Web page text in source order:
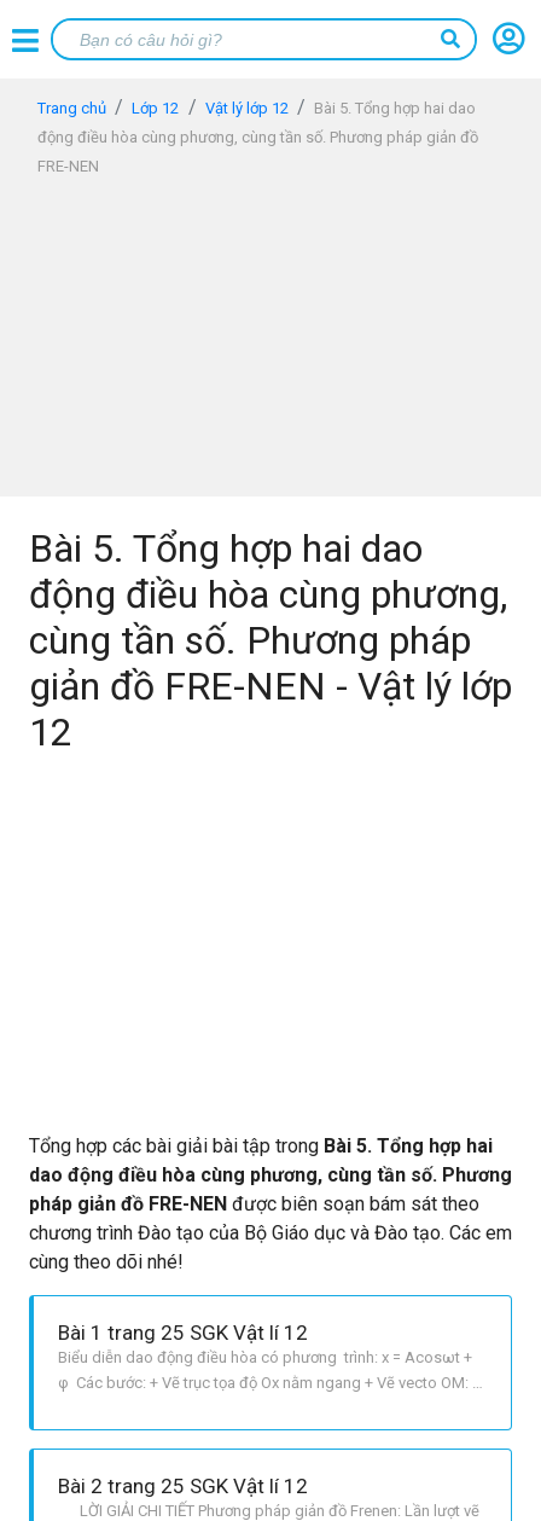
Trang chủ Lớp 12 Vật lý lớp 12
Bài 5. Tổng hợp hai dao
động điều hòa cùng phương, cùng tần số. Phương pháp giản đồ
FRE-NEN
Bài 5. Tổng hợp hai dao
động điều hòa cùng phương,
cùng tần số. Phương pháp
giản đồ FRE-NEN - Vật lý lớp
12
Tổng hợp các bài giải bài tập trong Bài 5. Tổng hợp hai
dao động điều hòa cùng phương, cùng tần số. Phương
pháp giản đồ FRE-NEN được biên soạn bám sát theo
chương trình Đào tạo của Bộ Giáo dục và Đào tạo. Các em
cùng theo dõi nhé!
Bài 1 trang 25 SGK Vật lí 12
Biểu diễn dao động điều hòa có phương trình: x = Acosωt +
φ Các bước: + Vẽ trục tọa độ Ox nằm ngang + Vẽ vecto OM:
{rm{,Ox}}} right = varphi hfill cr OM = A hfill cr} right. + Khi t = 0
Bài 2 trang 25 SGK Vật lí 12
LỜI GIẢI CHI TIẾT Phương pháp giản đồ Frenen: Lần lượt vẽ